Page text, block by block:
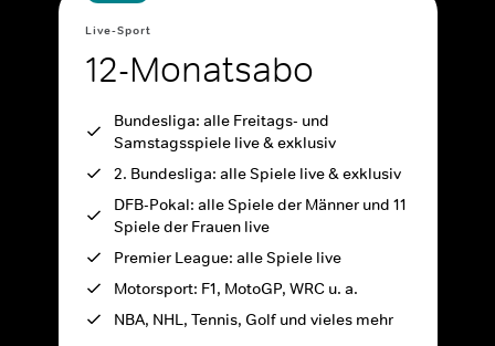
Live-Sport
12-Monatsabo
Bundesliga: alle Freitags- und
Samstagsspiele live & exklusiv
2. Bundesliga: alle Spiele live & exklusiv
DFB-Pokal: alle Spiele der Männer und 11
Spiele der Frauen live
Premier League: alle Spiele live
Motorsport: F1, MotoGP, WRC u. a.
NBA, NHL, Tennis, Golf und vieles mehr